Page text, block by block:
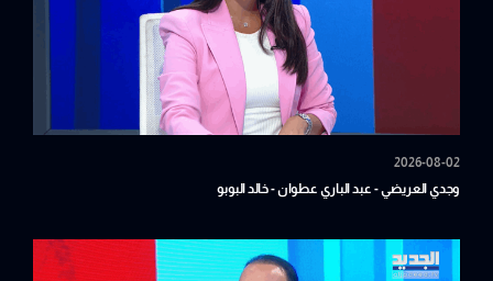
2026-08-02
وجدي العريضي - عبد الباري عطوان - خالد البوبو